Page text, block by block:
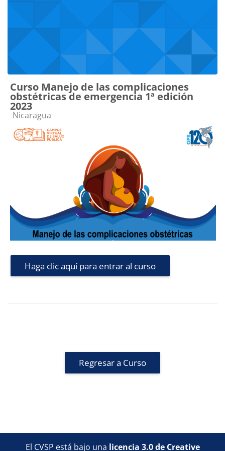
Curso Manejo de las complicaciones
obstétricas de emergencia 1ª edición
2023
Categoría de cursos
Nicaragua
Haga clic aquí para entrar al curso
Regresar a Curso
Bloques
Bloques
Bloques
Bloques
El CVSP está bajo una licencia 3.0 de Creative